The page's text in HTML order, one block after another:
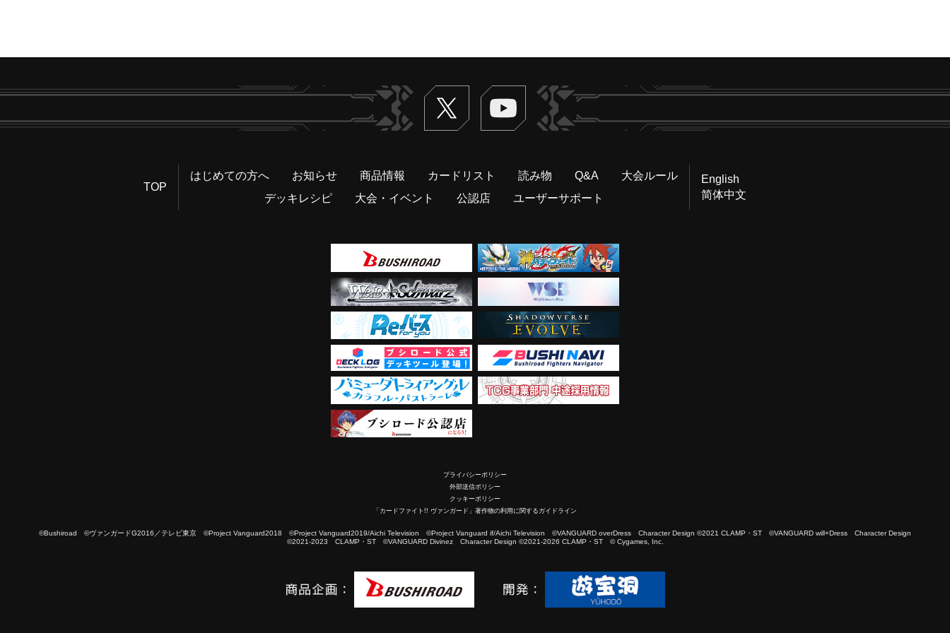
Twitter ヴァンガードch
TOP
はじめての方へ お知らせ 商品情報 カードリスト 読み物 Q&A
大会ルール
デッキレシピ
大会・イベント 公認店 ユーザーサポート
English
简体中文
プライバシーポリシー
外部送信ポリシー
クッキーポリシー
「カードファイト!! ヴァンガード」著作物の利用に関するガイドライン
©Bushiroad ©ヴァンガードG2016／テレビ東京 ©Project Vanguard2018 ©Project Vanguard2019/Aichi Television ©Project Vanguard if/Aichi Television ©VANGUARD overDress Character Design ©2021 CLAMP・ST ©VANGUARD will+Dress Character Design
©2021-2023 CLAMP・ST ©VANGUARD Divinez Character Design ©2021-2026 CLAMP・ST © Cygames, Inc.